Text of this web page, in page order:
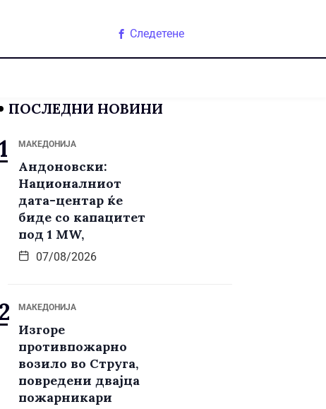
Следетене
ПОСЛЕДНИ НОВИНИ
МАКЕДОНИЈА
Андоновски:
Националниот
дата-центар ќе
биде со капацитет
под 1 MW,
07/08/2026
МАКЕДОНИЈА
Изгоре
противпожарно
возило во Струга,
повредени двајца
пожарникари